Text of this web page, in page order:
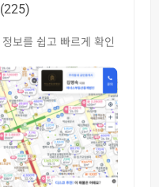
(225)
보를 쉽고 빠르게 확인